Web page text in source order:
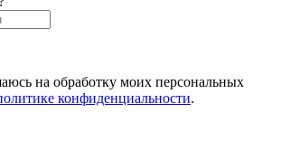
на обработку моих персональных
конфиденциальности.